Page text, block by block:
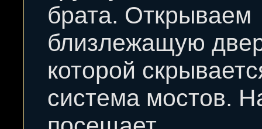
брата. Открываем
близлежащую
которой
система мостов.